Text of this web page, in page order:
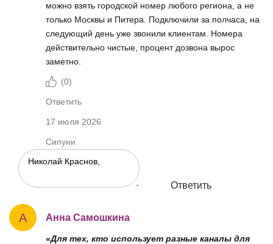
можно взять городской номер любого региона, а не
только Москвы и Питера. Подключили за полчаса, на
следующий день уже звонили клиентам. Номера
действительно чистые, процент дозвона вырос
заметно.
(0)
Ответить
17 июля 2026
Сипуни
Ответить
А Анна Самошкина
«Для тех, кто использует разные каналы для